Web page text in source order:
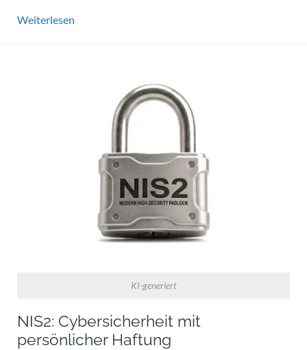
Weiterlesen
KI-generiert
NIS2: Cybersicherheit mit
persönlicher Haftung